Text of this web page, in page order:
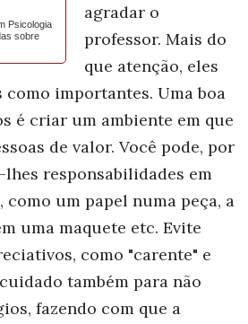
Psicologia
sobre
agradar o
professor. Mais do
que atenção, eles
como importantes. Uma boa
é criar um ambiente em que
de valor. Você pode, por
responsabilidades em
como um papel numa peça, a
uma maquete etc. Evite
como "carente" e
também para não
fazendo com que a